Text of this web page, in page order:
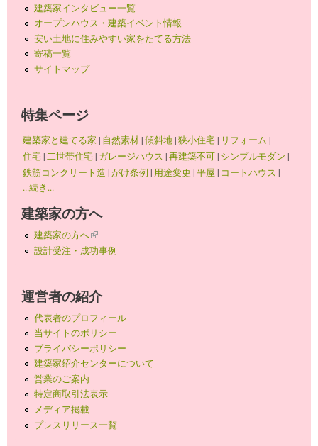
建築家インタビュー一覧
オープンハウス・建築イベント情報
安い土地に住みやすい家をたてる方法
寄稿一覧
サイトマップ
特集ページ
建築家と建てる家 | 自然素材|傾斜地|狭小住宅| リフォーム |
住宅|二世帯住宅| ガレージハウス |再建築不可| シンプルモダン |
鉄筋コンクリート造 |がけ条例 | 用途変更 |平屋 | コートハウス |
...続き...
建築家の方へ
建築家の方へ(link is external)
設計受注・成功事例
運営者の紹介
代表者のプロフィール
当サイトのポリシー
プライバシーポリシー
建築家紹介センターについて
営業のご案内
特定商取引法表示
メディア掲載
プレスリリース一覧